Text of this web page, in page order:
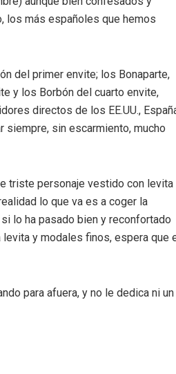
los más españoles que hemos
del primer envite; los Bonaparte,
y los Borbón del cuarto envite,
directos de los EE.UU.,
siempre, sin escarmiento, mucho
triste personaje vestido con levita
lo que va es a coger la
lo ha pasado bien y reconfortado
y modales finos, espera que
para afuera, y no le dedica ni un